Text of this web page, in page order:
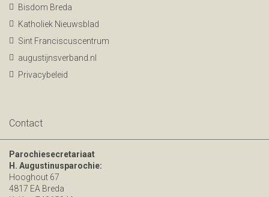
Bisdom Breda
Katholiek Nieuwsblad
Sint Franciscuscentrum
augustijnsverband.nl
Privacybeleid
Contact
Parochiesecretariaat
H. Augustinusparochie:
Hooghout 67
4817 EA Breda